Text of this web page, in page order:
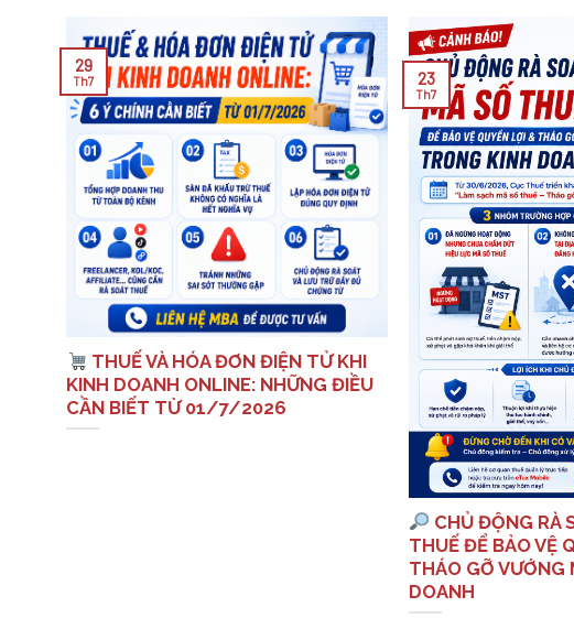
THUẾ VÀ HÓA ĐƠN ĐIỆN TỬ KHI
KINH DOANH ONLINE: NHỮNG ĐIỀU
CẦN BIẾT TỪ 01/7/2026
29
Th7
CHỦ ĐỘNG RÀ
THUẾ ĐỂ BẢO VỆ
THÁO GỠ VƯỚNG
DOANH
23
Th7